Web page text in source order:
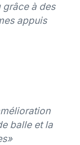
grâce à des
appuis
balle et la